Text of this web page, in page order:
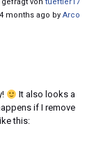
months ago by Arco
It also looks a
if I remove
this: